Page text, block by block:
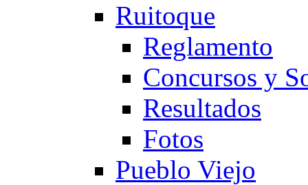
Ruitoque
Reglamento
Concursos y
Resultados
Fotos
Pueblo Viejo